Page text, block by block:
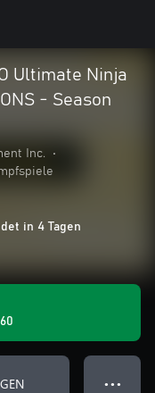
Ultimate Ninja
- Season
Inc.
•
in 4 Tagen
● ● ●